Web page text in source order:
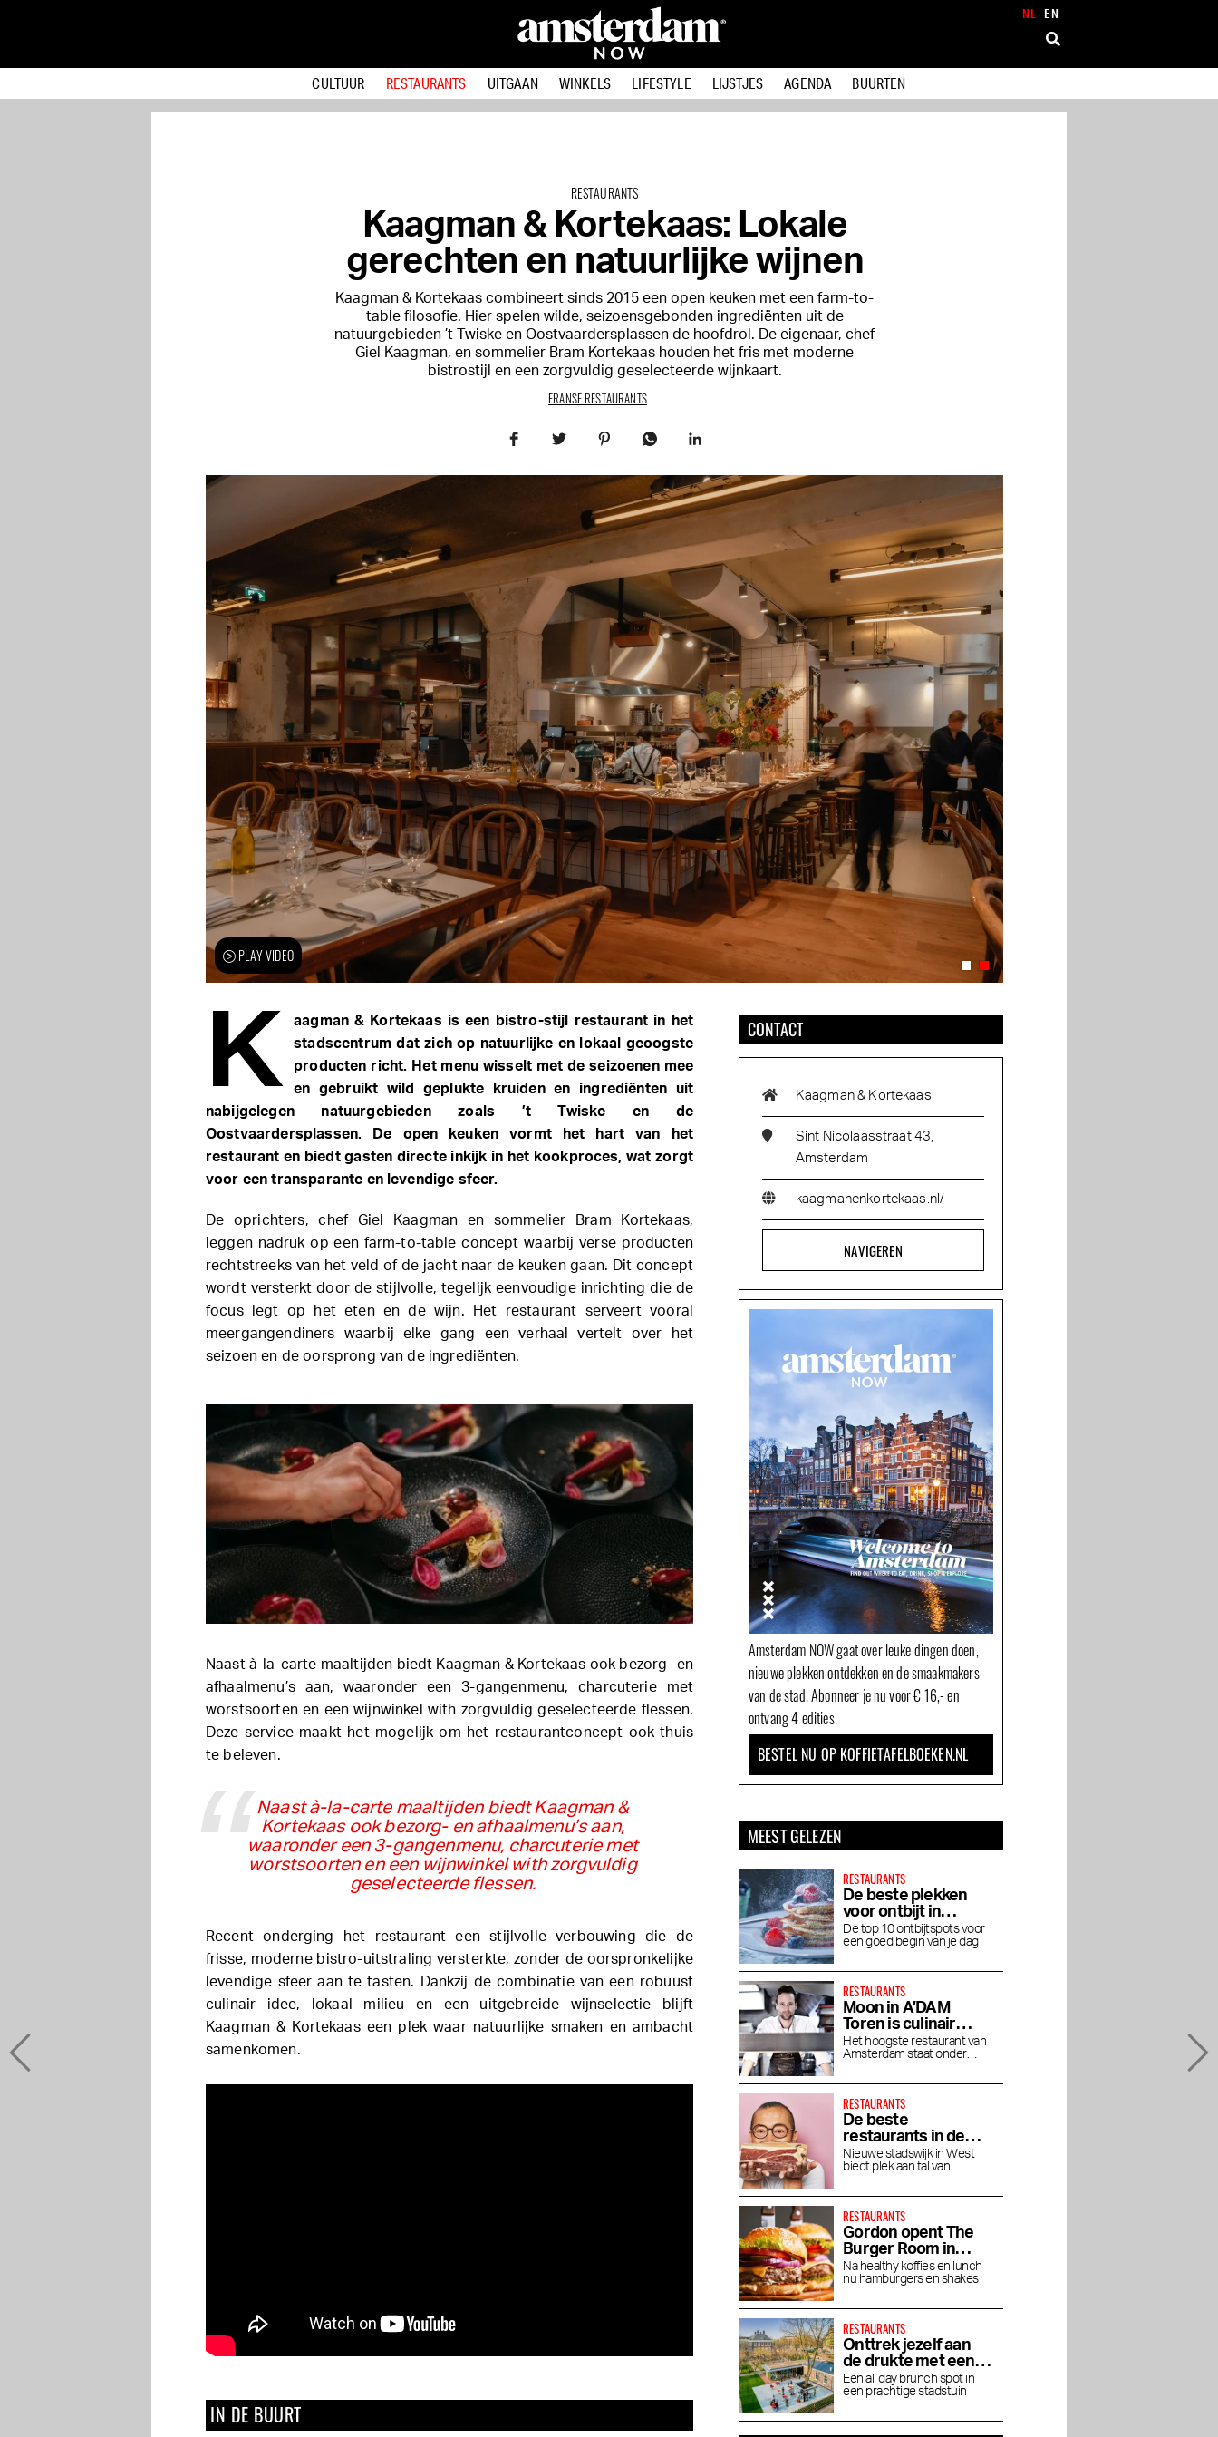
NL EN
CULTUUR RESTAURANTS UITGAAN WINKELS LIFESTYLE LIJSTJES AGENDA BUURTEN
RESTAURANTS
Kaagman & Kortekaas: Lokale
gerechten en natuurlijke wijnen
Kaagman & Kortekaas combineert sinds 2015 een open keuken met een farm-to-
table filosofie. Hier spelen wilde, seizoensgebonden ingrediënten uit de
natuurgebieden ’t Twiske en Oostvaardersplassen de hoofdrol. De eigenaar, chef
Giel Kaagman, en sommelier Bram Kortekaas houden het fris met moderne
bistrostijl en een zorgvuldig geselecteerde wijnkaart.
FRANSE RESTAURANTS
PLAY VIDEO
K
aagman & Kortekaas is een bistro-stijl restaurant in het
stadscentrum dat zich op natuurlijke en lokaal geoogste
producten richt. Het menu wisselt met de seizoenen mee
en gebruikt wild geplukte kruiden en ingrediënten uit
nabijgelegen natuurgebieden zoals ’t Twiske en de
Oostvaardersplassen. De open keuken vormt het hart van het
restaurant en biedt gasten directe inkijk in het kookproces, wat zorgt
voor een transparante en levendige sfeer.
De oprichters, chef Giel Kaagman en sommelier Bram Kortekaas,
leggen nadruk op een farm-to-table concept waarbij verse producten
rechtstreeks van het veld of de jacht naar de keuken gaan. Dit concept
wordt versterkt door de stijlvolle, tegelijk eenvoudige inrichting die de
focus legt op het eten en de wijn. Het restaurant serveert vooral
meergangendiners waarbij elke gang een verhaal vertelt over het
seizoen en de oorsprong van de ingrediënten.
Naast à-la-carte maaltijden biedt Kaagman & Kortekaas ook bezorg- en
afhaalmenu’s aan, waaronder een 3-gangenmenu, charcuterie met
worstsoorten en een wijnwinkel with zorgvuldig geselecteerde flessen.
Deze service maakt het mogelijk om het restaurantconcept ook thuis
te beleven.
Naast à-la-carte maaltijden biedt Kaagman &
Kortekaas ook bezorg- en afhaalmenu’s aan,
waaronder een 3-gangenmenu, charcuterie met
worstsoorten en een wijnwinkel with zorgvuldig
geselecteerde flessen.
Recent onderging het restaurant een stijlvolle verbouwing die de
frisse, moderne bistro-uitstraling versterkte, zonder de oorspronkelijke
levendige sfeer aan te tasten. Dankzij de combinatie van een robuust
culinair idee, lokaal milieu en een uitgebreide wijnselectie blijft
Kaagman & Kortekaas een plek waar natuurlijke smaken en ambacht
samenkomen.
IN DE BUURT
CONTACT
Kaagman & Kortekaas
Sint Nicolaasstraat 43,
Amsterdam
kaagmanenkortekaas.nl/
NAVIGEREN
Amsterdam NOW gaat over leuke dingen doen,
nieuwe plekken ontdekken en de smaakmakers
van de stad. Abonneer je nu voor € 16,- en
ontvang 4 edities.
BESTEL NU OP KOFFIETAFELBOEKEN.NL
MEEST GELEZEN
RESTAURANTS
De beste plekken
voor ontbijt in
Amsterdam
De top 10 ontbijtspots voor
een goed begin van je dag
RESTAURANTS
Moon in A’DAM
Toren is culinair
genieten op grote
hoogte
Het hoogste restaurant van
Amsterdam staat onder
RESTAURANTS
De beste
restaurants in de
Houthavens
Nieuwe stadswijk in West
biedt plek aan tal van
RESTAURANTS
Gordon opent The
Burger Room in
Museumkwartier
Na healthy koffies en lunch
nu hamburgers en shakes
RESTAURANTS
Onttrek jezelf aan
de drukte met een
brunch bij Dignita
Hoftuin
Een all day brunch spot in
een prachtige stadstuin